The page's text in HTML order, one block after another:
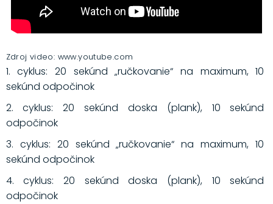
Zdroj video: www.youtube.com
1. cyklus: 20 sekúnd „ručkovanie“ na maximum, 10
sekúnd odpočinok
2. cyklus: 20 sekúnd doska (plank), 10 sekúnd
odpočinok
3. cyklus: 20 sekúnd „ručkovanie“ na maximum, 10
sekúnd odpočinok
4. cyklus: 20 sekúnd doska (plank), 10 sekúnd
odpočinok